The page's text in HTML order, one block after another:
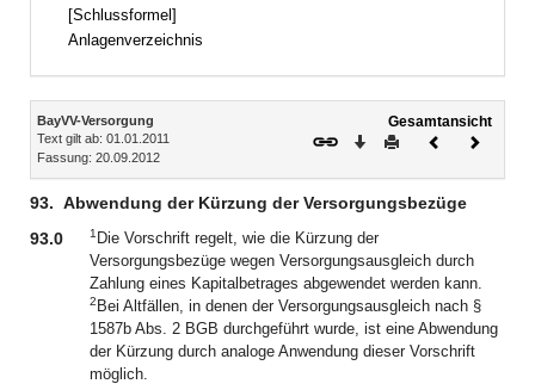
[Schlussformel]
Anlagenverzeichnis
Inhalt
BayVV-Versorgung
Text gilt ab: 01.01.2011
Fassung: 20.09.2012
Gesamtansicht
Download
DruckenVorheriges
93. Abwendung der Kürzung der Versorgungsbezüge
93.0
1 Die Vorschrift regelt, wie die Kürzung der
Versorgungsbezüge wegen Versorgungsausgleich durch
Zahlung eines Kapitalbetrages abgewendet werden kann.
2 Bei Altfällen, in denen der Versorgungsausgleich nach §
1587b Abs. 2 BGB durchgeführt wurde, ist eine Abwendung
der Kürzung durch analoge Anwendung dieser Vorschrift
möglich.